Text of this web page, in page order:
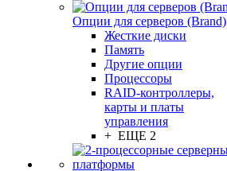
Опции для серверов (Brand)
Жесткие диски
Память
Другие опции
Процессоры
RAID-контроллеры,
карты и платы
управления
+ ЕЩЕ 2